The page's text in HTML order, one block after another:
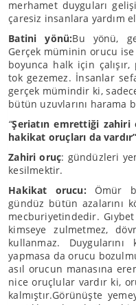
merhamet duyguları
çaresiz insanlara yardım
Batini yönü:Bu yönü,
Gerçek müminin orucu
boyunca halk için çalışır,
tok gezemez. İnsanlar
gerçek mümindir ki,
bütün uzuvlarını harama
“Şeriatın emrettiği zahiri
hakikat oruçları da vardır”
Zahiri oruç: gündüzleri
kesilmektir.
Hakikat orucu: Ömür
gündüz bütün azalarını
mecburiyetindedir.
kimseye zulmetmez,
kullanmaz.
yapmasa da orucu
asıl orucun manasına
nice oruçlular vardır ki,
kalmıştır.Görünüşte